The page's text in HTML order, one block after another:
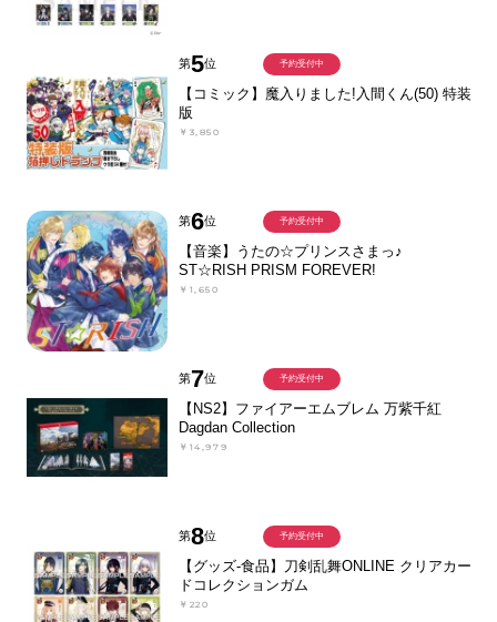
第5位
【コミック】魔入りました!入間くん(50) 特装
版
￥3,850
予約受付中
第6位
【音楽】うたの☆プリンスさまっ♪
ST☆RISH PRISM FOREVER!
￥1,650
予約受付中
第7位
【NS2】ファイアーエムブレム 万紫千紅
Dagdan Collection
￥14,979
予約受付中
第8位
【グッズ-食品】刀剣乱舞ONLINE クリアカー
ドコレクションガム
￥220
予約受付中